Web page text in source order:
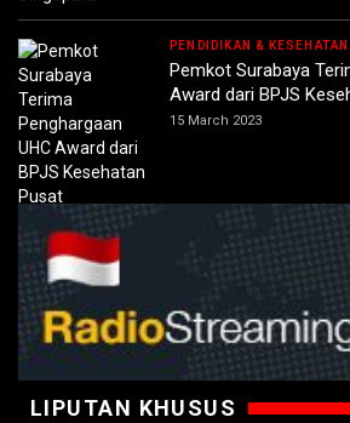
PENDIDIKAN & KESEHATAN
Pemkot Surabaya
Award dari BPJS
15 March 2023
LIPUTAN KHUSUS